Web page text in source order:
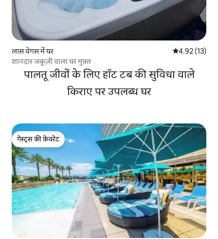
लास वेगस में घर औसत रेटिंग 5 में
4.92 (13)
शानदार जकूज़ी वाला घर मुफ़्त
पालतू जीवों के लिए हॉट टब की सुविधा वाले
किराए पर उपलब्ध घर
गेस्ट्स की फ़ेवरेट
गेस्ट्स की फ़ेवरेट